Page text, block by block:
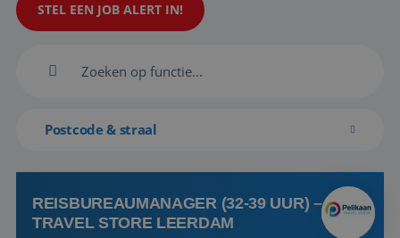
STEL EEN JOB ALERT IN!
Postcode & straal
REISBUREAUMANAGER (32-39 UUR) –
TRAVEL STORE LEERDAM